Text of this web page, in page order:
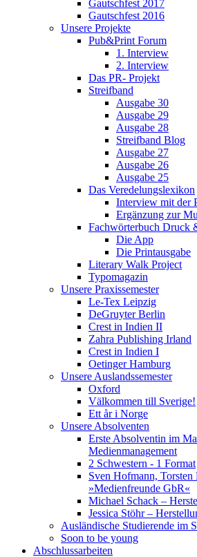
Gautschfest 2017
Gautschfest 2016
Unsere Projekte
Pub&Print Forum
1. Interview
2. Interview
Das PR- Projekt
Streifband
Ausgabe 30
Ausgabe 29
Ausgabe 28
Streifband Blog
Ausgabe 27
Ausgabe 26
Ausgabe 25
Das Veredelungslexikon
Interview mit der
Ergänzung zur
Fachwörterbuch Druck
Die App
Die Printausgabe
Literary Walk Project
Typomagazin
Unsere Praxissemester
Le-Tex Leipzig
DeGruyter Berlin
Crest in Indien II
Zahra Publishing Irland
Crest in Indien I
Oetinger Hamburg
Unsere Auslandssemester
Oxford
Välkommen till Sverige!
Ett år i Norge
Unsere Absolventen
Erste Absolventin im
Medienmanagement
2 Schwestern - 1 Format
Sven Hofmann, Torsten
»Medienfreunde GbR«
Michael Schack –
Jessica Stöhr –
Ausländische Studierende im
Soon to be young
Abschlussarbeiten